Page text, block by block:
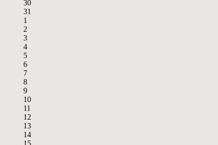
30
31
1
2
3
4
5
6
7
8
9
10
11
12
13
14